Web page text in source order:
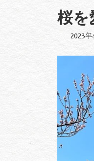
桜を
2023年